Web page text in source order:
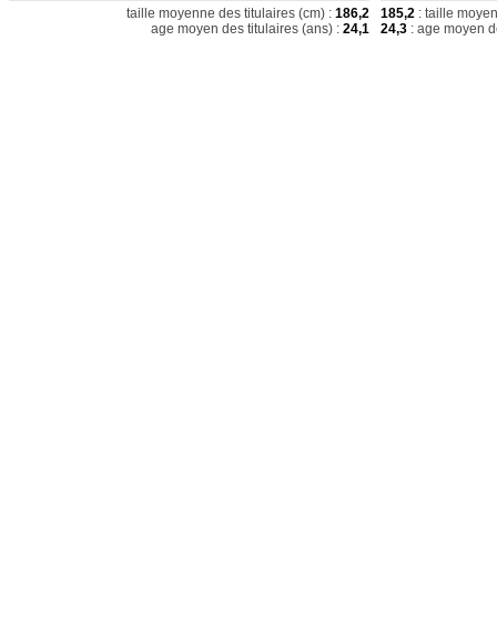
taille moyenne des titulaires (cm) : 186,2
age moyen des titulaires (ans) : 24,1
185,2 : taille
24,3 : age moyen